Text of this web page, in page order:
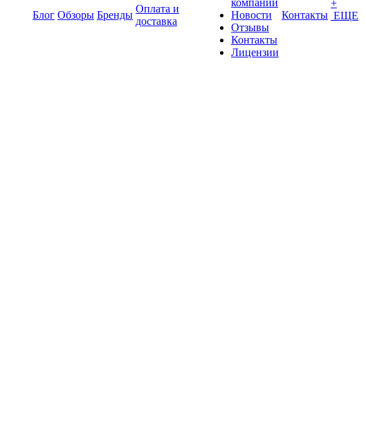
Блог Обзоры Бренды
Оплата и
доставка
компании
Новости
Отзывы
Контакты
Лицензии
Контакты
+
ЕЩЕ